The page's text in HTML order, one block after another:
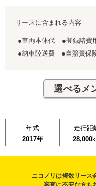
リースに含まれる内容
●車両本体代 ●登録諸費
●納車陸送費 ●自賠責保
選べるメ
年式
2017年
走行距
28,000
ニコノリは複数リース